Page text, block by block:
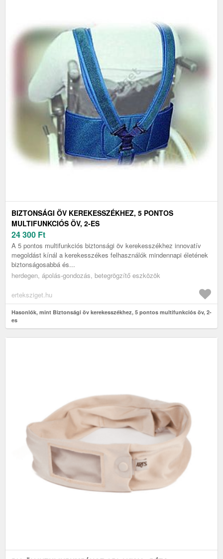
BIZTONSÁGI ÖV KEREKESSZÉKHEZ, 5 PONTOS
MULTIFUNKCIÓS ÖV, 2-ES
24 300 Ft
A 5 pontos multifunkciós biztonsági öv kerekesszékhez innovatív
megoldást kínál a kerekesszékes felhasználók mindennapi életének
biztonságosabbá és...
herdegen, ápolás-gondozás, betegrögzítő eszközök
erteksziget.hu
Hasonlók, mint Biztonsági öv kerekesszékhez, 5 pontos multifunkciós öv, 2-
es